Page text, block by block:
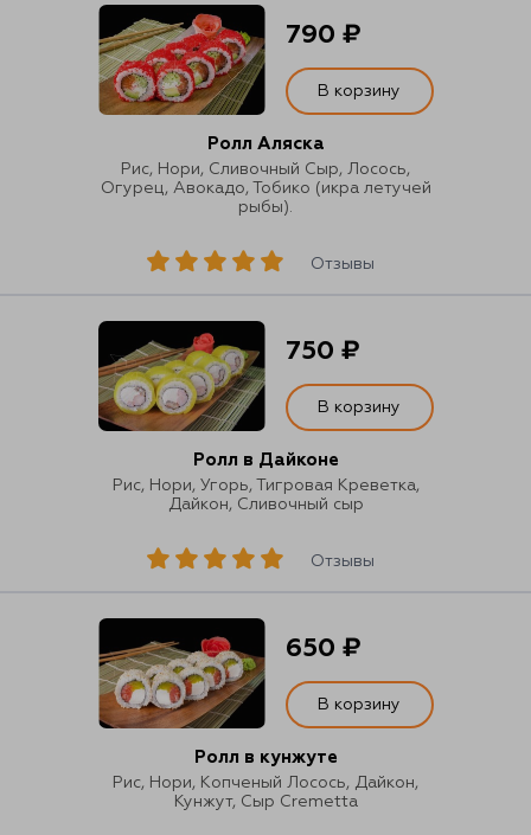
Отзывы
Ролл Аляска
Рис, Нори, Сливочный Сыр, Лосось,
Огурец, Авокадо, Тобико (икра летучей
рыбы).
790 ₽
В корзину
Отзывы
Ролл в Дайконе
Рис, Нори, Угорь, Тигровая Креветка,
Дайкон, Сливочный сыр
750 ₽
В корзину
Ролл в кунжуте
Рис, Нори, Копченый Лосось, Дайкон,
Кунжут, Сыр Cremetta
650 ₽
В корзину